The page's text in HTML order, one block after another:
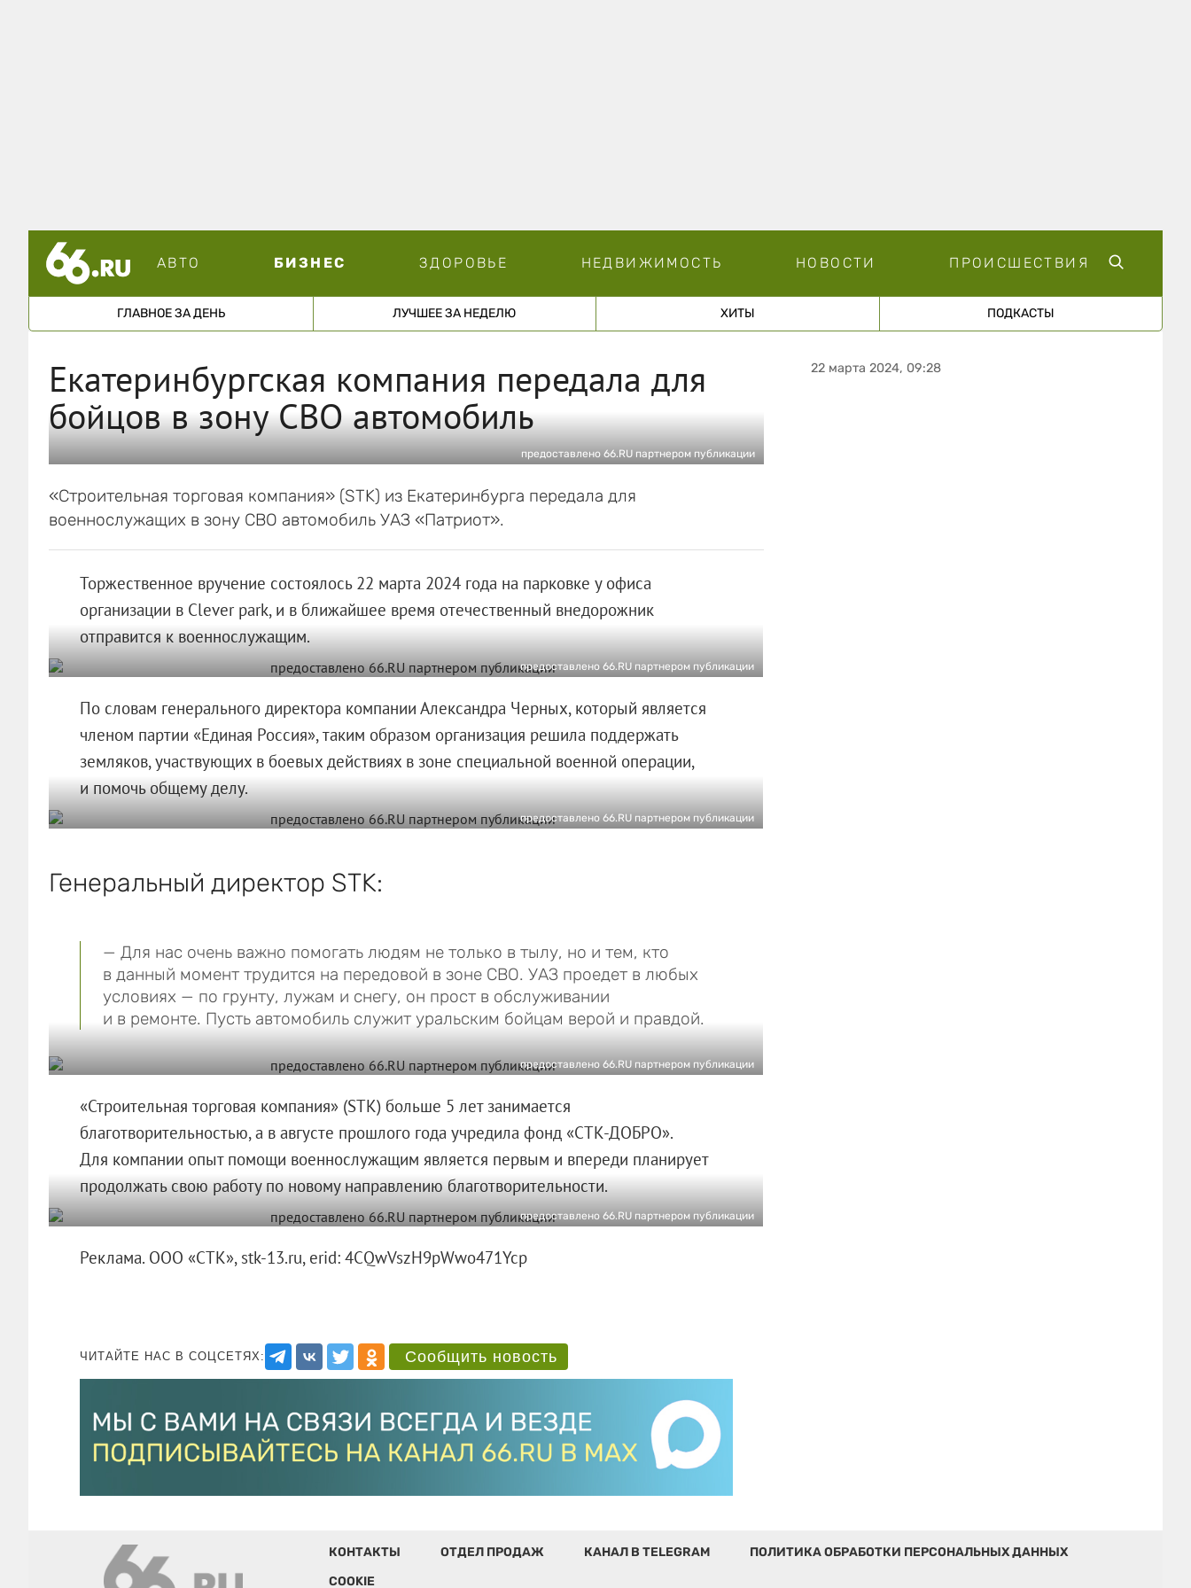
АВТО БИЗНЕС ЗДОРОВЬЕ НЕДВИЖИМОСТЬ НОВОСТИ ПРОИСШЕСТВИЯ
ГЛАВНОЕ ЗА ДЕНЬ ЛУЧШЕЕ ЗА НЕДЕЛЮ ХИТЫ ПОДКАСТЫ
Екатеринбургская компания передала для
бойцов в зону СВО автомобиль
предоставлено 66.RU партнером публикации
«Строительная торговая компания» (STK) из Екатеринбурга передала для
военнослужащих в зону СВО автомобиль УАЗ «Патриот».
Торжественное вручение состоялось 22 марта 2024 года на парковке у офиса
организации в Clever park, и в ближайшее время отечественный внедорожник
отправится к военнослужащим.
предоставлено 66.RU партнером публикации
По словам генерального директора компании Александра Черных, который является
членом партии «Единая Россия», таким образом организация решила поддержать
земляков, участвующих в боевых действиях в зоне специальной военной операции,
и помочь общему делу.
предоставлено 66.RU партнером публикации
Генеральный директор STK:
— Для нас очень важно помогать людям не только в тылу, но и тем, кто
в данный момент трудится на передовой в зоне СВО. УАЗ проедет в любых
условиях — по грунту, лужам и снегу, он прост в обслуживании
и в ремонте. Пусть автомобиль служит уральским бойцам верой и правдой.
предоставлено 66.RU партнером публикации
«Строительная торговая компания» (STK) больше 5 лет занимается
благотворительностью, а в августе прошлого года учредила фонд «СТК-ДОБРО».
Для компании опыт помощи военнослужащим является первым и впереди планирует
продолжать свою работу по новому направлению благотворительности.
предоставлено 66.RU партнером публикации
Реклама. ООО «СТК», stk-13.ru, erid: 4CQwVszH9pWwo471Ycp
ЧИТАЙТЕ НАС В СОЦСЕТЯХ: Сообщить новость
22 марта 2024, 09:28
КОНТАКТЫ ОТДЕЛ ПРОДАЖ КАНАЛ В TELEGRAM
ПОЛИТИКА ОБРАБОТКИ ПЕРСОНАЛЬНЫХ ДАННЫХ
COOKIE